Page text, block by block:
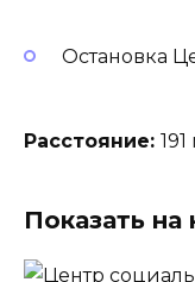
Остановка
Расстояние: 191
Показать на